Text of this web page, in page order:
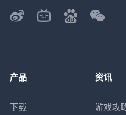
产品
下载
资讯
游戏攻